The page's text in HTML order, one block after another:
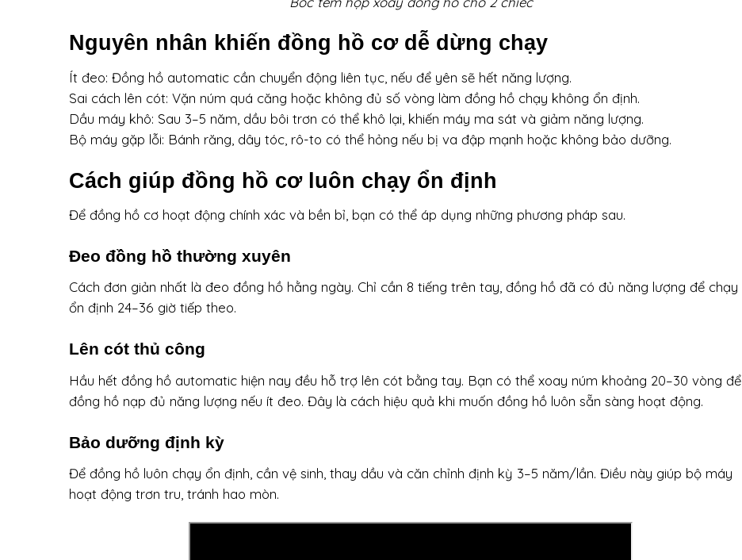
Nguyên nhân khiến đồng hồ cơ dễ dừng chạy
Ít đeo: Đồng hồ automatic cần chuyển động liên tục, nếu để yên sẽ hết năng lượng.
Sai cách lên cót: Vặn núm quá căng hoặc không đủ số vòng làm đồng hồ chạy không ổn định.
Dầu máy khô: Sau 3–5 năm, dầu bôi trơn có thể khô lại, khiến máy ma sát và giảm năng lượng.
Bộ máy gặp lỗi: Bánh răng, dây tóc, rô-to có thể hỏng nếu bị va đập mạnh hoặc không bảo dưỡng.
Cách giúp đồng hồ cơ luôn chạy ổn định
Để đồng hồ cơ hoạt động chính xác và bền bỉ, bạn có thể áp dụng những phương pháp sau.
Đeo đồng hồ thường xuyên
Cách đơn giản nhất là đeo đồng hồ hằng ngày. Chỉ cần 8 tiếng trên tay, đồng hồ đã có đủ năng lượng để chạy
ổn định 24–36 giờ tiếp theo.
Lên cót thủ công
Hầu hết đồng hồ automatic hiện nay đều hỗ trợ lên cót bằng tay. Bạn có thể xoay núm khoảng 20–30 vòng để
đồng hồ nạp đủ năng lượng nếu ít đeo. Đây là cách hiệu quả khi muốn đồng hồ luôn sẵn sàng hoạt động.
Bảo dưỡng định kỳ
Để đồng hồ luôn chạy ổn định, cần vệ sinh, thay dầu và căn chỉnh định kỳ 3–5 năm/lần. Điều này giúp bộ máy
hoạt động trơn tru, tránh hao mòn.